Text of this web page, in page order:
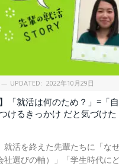
UPDATED: 2022年10月29日
】「就活は何のため？」=「
けるきっかけ だと気づけ
就活を終えた先輩たちに「な
社選びの軸）」「学生時代に